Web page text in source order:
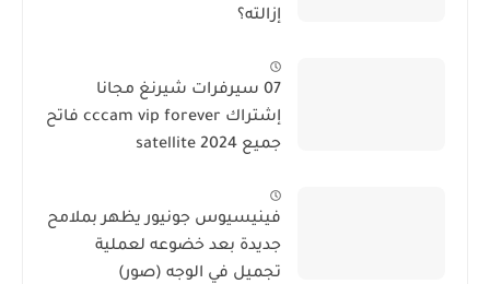
إزالته؟
07 سيرفرات شيرنغ مجانا
إشتراك cccam vip forever فاتح
جميع satellite 2024
فينيسيوس جونيور يظهر بملامح
جديدة بعد خضوعه لعملية
تجميل في الوجه (صور)